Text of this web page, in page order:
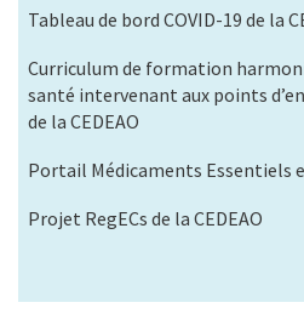
Tableau de bord COVID-19 de la
Curriculum de formation
santé intervenant aux points
de la CEDEAO
Portail Médicaments Essentiels
Projet RegECs de la CEDEAO